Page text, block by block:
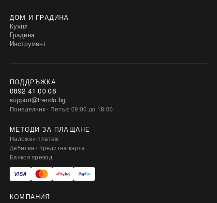
ДОМ И ГРАДИНА
Кухня
Градина
Инструмент
ПОДДРЪЖКА
0892 41 00 08
support@trendo.bg
Понеделник - Петък: 09:00 до 18:00
МЕТОДИ ЗА ПЛАЩАНЕ
Наложен платеж
Дебитна / Кредитна карта
Банков превод
КОМПАНИЯ